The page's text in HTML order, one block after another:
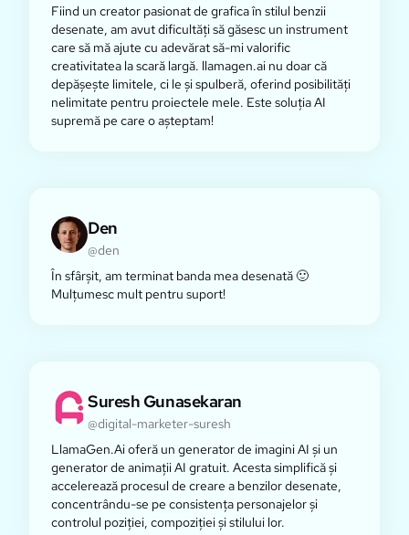
Fiind un creator pasionat de grafica în stilul benzii
desenate, am avut dificultăți să găsesc un instrument
care să mă ajute cu adevărat să-mi valorific
creativitatea la scară largă. llamagen.ai nu doar că
depășește limitele, ci le și spulberă, oferind posibilități
nelimitate pentru proiectele mele. Este soluția AI
supremă pe care o așteptam!
Den
@den
În sfârșit, am terminat banda mea desenată 🙂
Mulțumesc mult pentru suport!
Suresh Gunasekaran
@digital-marketer-suresh
LlamaGen.Ai oferă un generator de imagini AI și un
generator de animații AI gratuit. Acesta simplifică și
accelerează procesul de creare a benzilor desenate,
concentrându-se pe consistența personajelor și
controlul poziției, compoziției și stilului lor.